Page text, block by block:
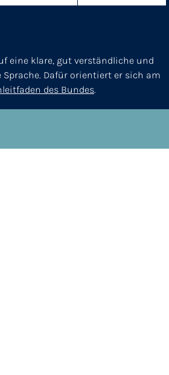
eine klare, gut verständliche und
Sprache. Dafür orientiert er sich am
des Bundes.